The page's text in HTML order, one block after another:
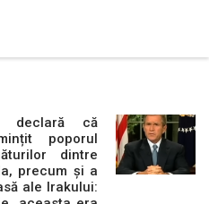
declară că
poporul
dintre
precum și a
ale Irakului: